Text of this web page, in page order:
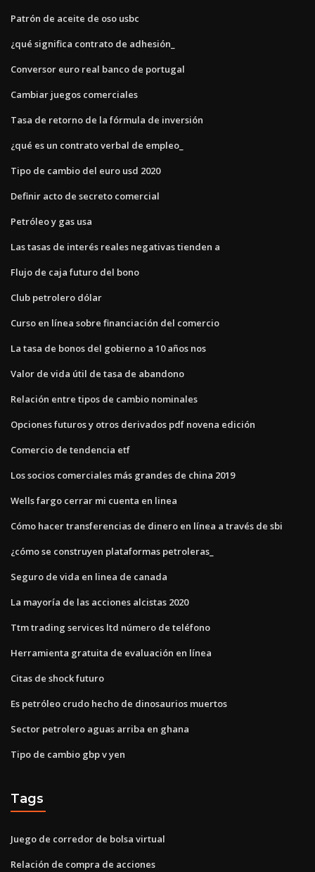
Patrón de aceite de oso usbc
¿qué significa contrato de adhesión_
Conversor euro real banco de portugal
Cambiar juegos comerciales
Tasa de retorno de la fórmula de inversión
¿qué es un contrato verbal de empleo_
Tipo de cambio del euro usd 2020
Definir acto de secreto comercial
Petróleo y gas usa
Las tasas de interés reales negativas tienden a
Flujo de caja futuro del bono
Club petrolero dólar
Curso en línea sobre financiación del comercio
La tasa de bonos del gobierno a 10 años nos
Valor de vida útil de tasa de abandono
Relación entre tipos de cambio nominales
Opciones futuros y otros derivados pdf novena edición
Comercio de tendencia etf
Los socios comerciales más grandes de china 2019
Wells fargo cerrar mi cuenta en linea
Cómo hacer transferencias de dinero en línea a través de sbi
¿cómo se construyen plataformas petroleras_
Seguro de vida en linea de canada
La mayoría de las acciones alcistas 2020
Ttm trading services ltd número de teléfono
Herramienta gratuita de evaluación en línea
Citas de shock futuro
Es petróleo crudo hecho de dinosaurios muertos
Sector petrolero aguas arriba en ghana
Tipo de cambio gbp v yen
Tags
Juego de corredor de bolsa virtual
Relación de compra de acciones